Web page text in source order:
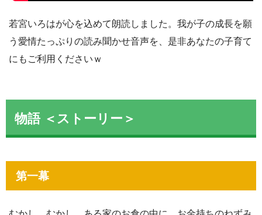
若宮いろはが心を込めて朗読しました。我が子の成長を願
う愛情たっぷりの読み聞かせ音声を、是非あなたの子育て
にもご利用くださいｗ
物語 ＜ストーリー＞
第一幕